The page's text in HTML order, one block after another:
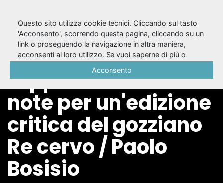
Tra testo e
rappresentazione :
note per un'edizione
critica del gozziano
Re cervo / Paolo
Bosisio
Questo sito utilizza cookie tecnici. Cliccando sul tasto
'Acconsento', scorrendo questa pagina, cliccando su un
link o proseguendo la navigazione in altra maniera,
acconsenti al loro utilizzo. Se vuoi saperne di più o
Acconsento